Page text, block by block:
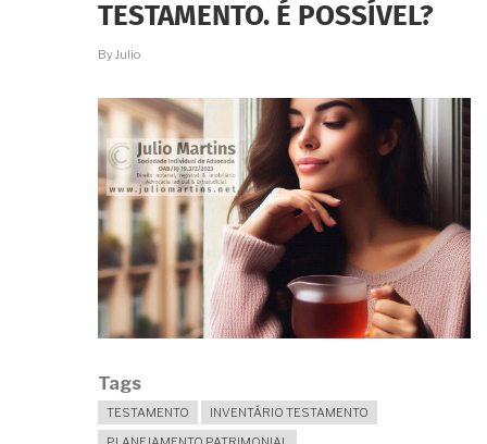
TESTAMENTO. É POSSÍVEL?
ByJulio
Tags
TESTAMENTO
INVENTÁRIO TESTAMENTO